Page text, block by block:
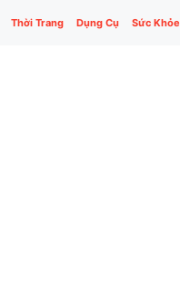
Thời Trang Dụng Cụ Sức Khỏe